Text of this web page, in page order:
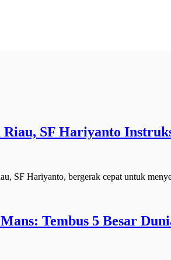
SF Hariyanto
SF Hariyanto, bergerak cepat untuk
Tembus 5 Besar